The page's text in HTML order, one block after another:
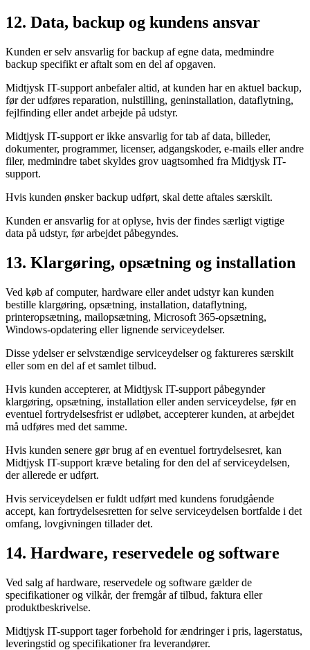
12. Data, backup og kundens ansvar
Kunden er selv ansvarlig for backup af egne data, medmindre
backup specifikt er aftalt som en del af opgaven.
Midtjysk IT-support anbefaler altid, at kunden har en aktuel backup,
før der udføres reparation, nulstilling, geninstallation, dataflytning,
fejlfinding eller andet arbejde på udstyr.
Midtjysk IT-support er ikke ansvarlig for tab af data, billeder,
dokumenter, programmer, licenser, adgangskoder, e-mails eller andre
filer, medmindre tabet skyldes grov uagtsomhed fra Midtjysk IT-
support.
Hvis kunden ønsker backup udført, skal dette aftales særskilt.
Kunden er ansvarlig for at oplyse, hvis der findes særligt vigtige
data på udstyr, før arbejdet påbegyndes.
13. Klargøring, opsætning og installation
Ved køb af computer, hardware eller andet udstyr kan kunden
bestille klargøring, opsætning, installation, dataflytning,
printeropsætning, mailopsætning, Microsoft 365-opsætning,
Windows-opdatering eller lignende serviceydelser.
Disse ydelser er selvstændige serviceydelser og faktureres særskilt
eller som en del af et samlet tilbud.
Hvis kunden accepterer, at Midtjysk IT-support påbegynder
klargøring, opsætning, installation eller anden serviceydelse, før en
eventuel fortrydelsesfrist er udløbet, accepterer kunden, at arbejdet
må udføres med det samme.
Hvis kunden senere gør brug af en eventuel fortrydelsesret, kan
Midtjysk IT-support kræve betaling for den del af serviceydelsen,
der allerede er udført.
Hvis serviceydelsen er fuldt udført med kundens forudgående
accept, kan fortrydelsesretten for selve serviceydelsen bortfalde i det
omfang, lovgivningen tillader det.
14. Hardware, reservedele og software
Ved salg af hardware, reservedele og software gælder de
specifikationer og vilkår, der fremgår af tilbud, faktura eller
produktbeskrivelse.
Midtjysk IT-support tager forbehold for ændringer i pris, lagerstatus,
leveringstid og specifikationer fra leverandører.